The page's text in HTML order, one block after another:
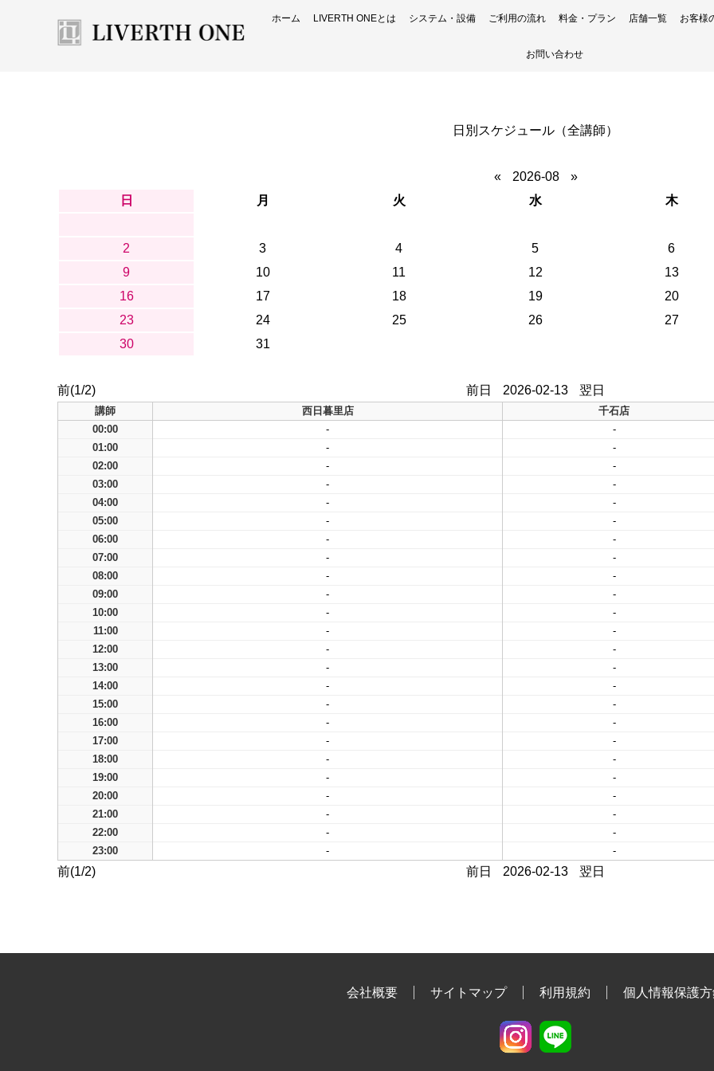
ホーム LIVERTH ONEとは システム・設備 ご利用の流れ 料金・プラン 店舗一覧 お客様
お問い合わせ
日別スケジュール（全講師）
« 2026-08
»
日
月 火 水 木
2
3 4 5 6
9
10 11 12 13
16
17 18 19 20
23
24 25 26 27
30
31
前(1/2) 前日 2026-02-13 翌日
講師 西日暮里店 千石店
00:00
- -
01:00
- -
02:00
- -
03:00
- -
04:00
- -
05:00
- -
06:00
- -
07:00
- -
08:00
- -
09:00
- -
10:00
- -
11:00
- -
12:00
- -
13:00
- -
14:00
- -
15:00
- -
16:00
- -
17:00
- -
18:00
- -
19:00
- -
20:00
- -
21:00
- -
22:00
- -
23:00
- -
前(1/2) 前日 2026-02-13 翌日
会社概要 サイトマップ 利用規約 個人情報保護